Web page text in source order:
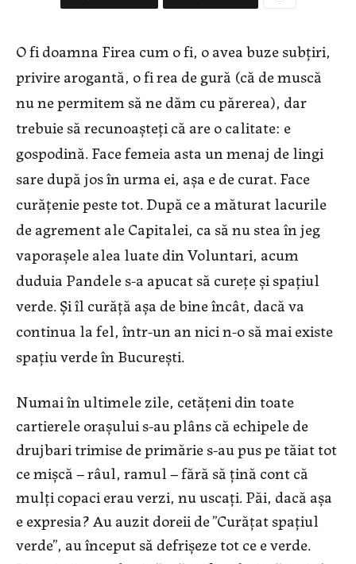
O fi doamna Firea cum o fi, o avea buze subțiri,
privire arogantă, o fi rea de gură (că de muscă
nu ne permitem să ne dăm cu părerea), dar
trebuie să recunoașteți că are o calitate: e
gospodină. Face femeia asta un menaj de lingi
sare după jos în urma ei, așa e de curat. Face
curățenie peste tot. După ce a măturat lacurile
de agrement ale Capitalei, ca să nu stea în jeg
vaporașele alea luate din Voluntari, acum
duduia Pandele s-a apucat să curețe și spațiul
verde. Și îl curăță așa de bine încât, dacă va
continua la fel, într-un an nici n-o să mai existe
spațiu verde în București.
Numai în ultimele zile, cetățeni din toate
cartierele orașului s-au plâns că echipele de
drujbari trimise de primărie s-au pus pe tăiat tot
ce mișcă – râul, ramul – fără să țină cont că
mulți copaci erau verzi, nu uscați. Păi, dacă așa
e expresia? Au auzit doreii de ”Curățat spațiul
verde”, au început să defrișeze tot ce e verde.